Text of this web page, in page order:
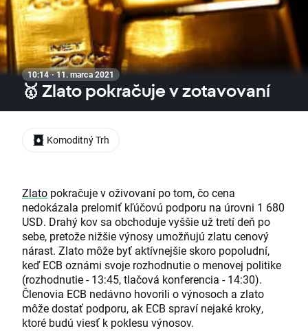
10:14 · 11. marca 2021
🥇 Zlato pokračuje v zotavovaní
Zlato pokračuje v oživovaní po tom, čo cena
nedokázala prelomiť kľúčovú podporu na úrovni 1 680
USD. Drahý kov sa obchoduje vyššie už tretí deň po
sebe, pretože nižšie výnosy umožňujú zlatu cenový
nárast. Zlato môže byť aktívnejšie skoro popoludní,
keď ECB oznámi svoje rozhodnutie o menovej politike
(rozhodnutie - 13:45, tlačová konferencia - 14:30).
Členovia ECB nedávno hovorili o výnosoch a zlato
môže dostať podporu, ak ECB spraví nejaké kroky,
ktoré budú viesť k poklesu výnosov.
Komoditný Trh